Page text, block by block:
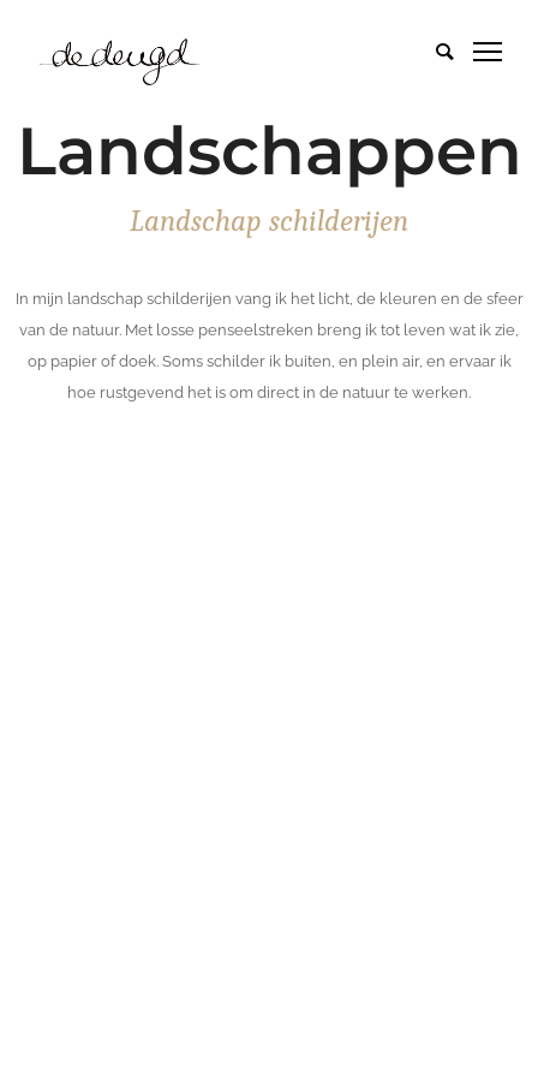
Landschappen
Landschap schilderijen
In mijn landschap schilderijen vang ik het licht, de kleuren en de sfeer
van de natuur. Met losse penseelstreken breng ik tot leven wat ik zie,
op papier of doek. Soms schilder ik buiten, en plein air, en ervaar ik
hoe rustgevend het is om direct in de natuur te werken.